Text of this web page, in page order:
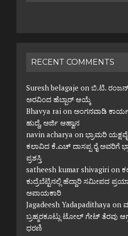
RECENT COMMENTS
Suresh belagaje on ಬಿ.ಟಿ. ರಂಜನ್
ಅರವಿಂದ ಹೆಬ್ಬಾರ್ ಆಯ್ಕೆ
Bhavya raion ಅಂಗನವಾಡಿ
ಹುದ್ದೆ, ಅರ್ಜಿ ಆಹ್ವಾನ
navin acharya on ಭ್ರಾಮರಿ
ಕಲಾವಿದ ಕೆ.ಎಚ್ ದಾಸಪ್ಪ ರೈ ಅವರಿಗೆ
ಪ್ರಶಸ್ತಿ
satheesh kumar shivagirion
ಕುದ್ರೆಬೆಟ್ಟಿನಲ್ಲಿ ಹೆದ್ದಾರಿ ಸಮೀಪದ
ಅಪಾಯಕಾರಿ
Jagadeesh Yadapadithaya on
ಬ್ರಹ್ಮರಕೂಟ್ಲು ಟೋಲ್ ಗೇಟ್ ತೆರವು
ಧರಣಿ